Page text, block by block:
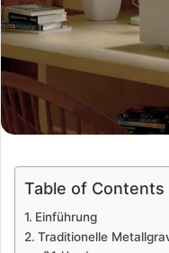
Table of Contents
Einführung
Traditionelle